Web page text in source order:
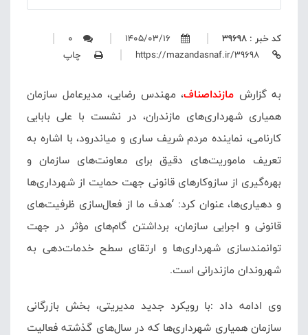
کد خبر : 39698 1405/03/16
0
چاپ
به گزارش مازنداصناف، مهندس رضایی، مدیرعامل سازمان
همیاری شهرداری‌های مازندران، در نشست با علی بابایی
کارنامی، نماینده مردم شریف ساری و میاندرود، با اشاره به
تعریف ماموریت‌های دقیق برای معاونت‌های سازمان و
بهره‌گیری از سازوکارهای قانونی جهت حمایت از شهرداری‌ها
و دهیاری‌ها، عنوان کرد: ‘هدف ما از فعال‌سازی ظرفیت‌های
قانونی و اجرایی سازمان، برداشتن گام‌های مؤثر در جهت
توانمندسازی شهرداری‌ها و ارتقای سطح خدمات‌دهی به
شهروندان مازندرانی است.
وی ادامه داد :با رویکرد جدید مدیریتی، بخش بازرگانی
سازمان همیاری شهرداری‌ها که در سال‌های گذشته فعالیت